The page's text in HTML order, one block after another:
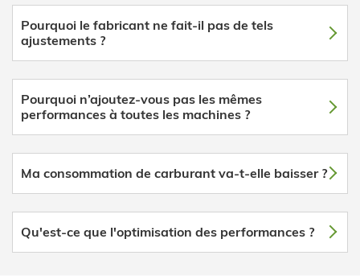
Pourquoi le fabricant ne fait-il pas de tels
ajustements ?
Pourquoi n’ajoutez-vous pas les mêmes
performances à toutes les machines ?
Ma consommation de carburant va-t-elle baisser ?
Qu'est-ce que l'optimisation des performances ?